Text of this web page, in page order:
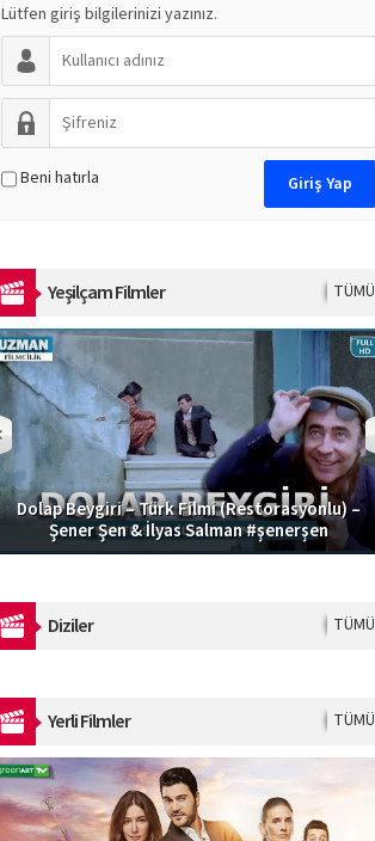
Lütfen giriş bilgilerinizi yazınız.
Beni hatırla
Yeşilçam Filmler TÜMÜ
Dolap Beygiri – Türk Filmi (Restorasyonlu) –
Şener Şen & İlyas Salman #şenerşen
Diziler TÜMÜ
Yerli Filmler TÜMÜ